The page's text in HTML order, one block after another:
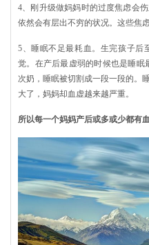
4、刚升级做妈妈时的过度焦虑会
依然会有层出不穷的状况。这些焦
5、睡眠不足最耗血。生完孩子后
觉。在产后最虚弱的时候也是睡眠
次奶，睡眠被切割成一段一段的。
大了，妈妈却血虚越来越严重。
所以每一个妈妈产后或多或少都有